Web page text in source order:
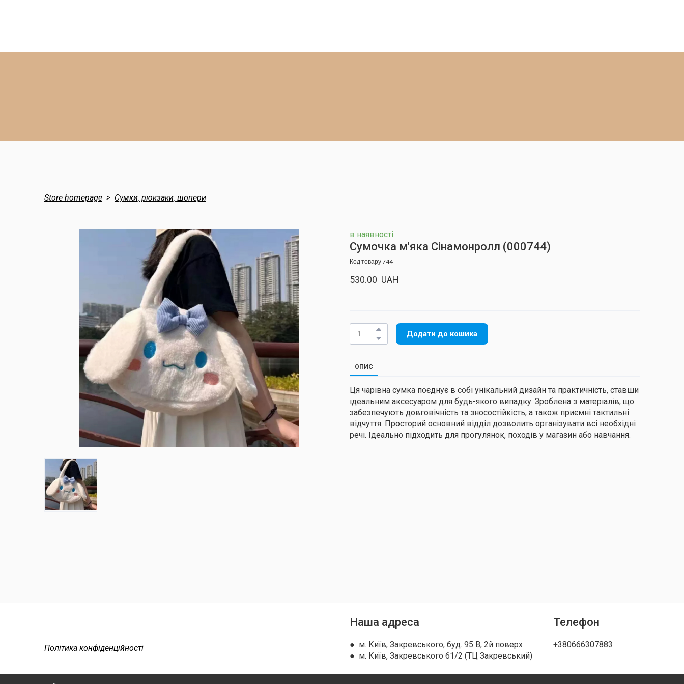
Store homepage Сумки, рюкзаки, шопери
в наявності
Сумочка м'яка Сінамонролл (000744)
Код товару 744
530.00  UAH
Додати до кошика
ОПИС
Ця чарівна сумка поєднує в собі унікальний дизайн та практичність, ставши
ідеальним аксесуаром для будь-якого випадку. Зроблена з матеріалів, що
забезпечують довговічність та зносостійкість, а також приємні тактильні
відчуття. Просторий основний відділ дозволить організувати всі необхідні
речі. Ідеально підходить для прогулянок, походів у магазин або навчання.
Політика конфіденційності
Наша адреса
● м. Київ, Закревського, буд. 95 В, 2й поверх
● м. Київ, Закревського 61/2 (ТЦ Закревський)
Телефон
+380666307883